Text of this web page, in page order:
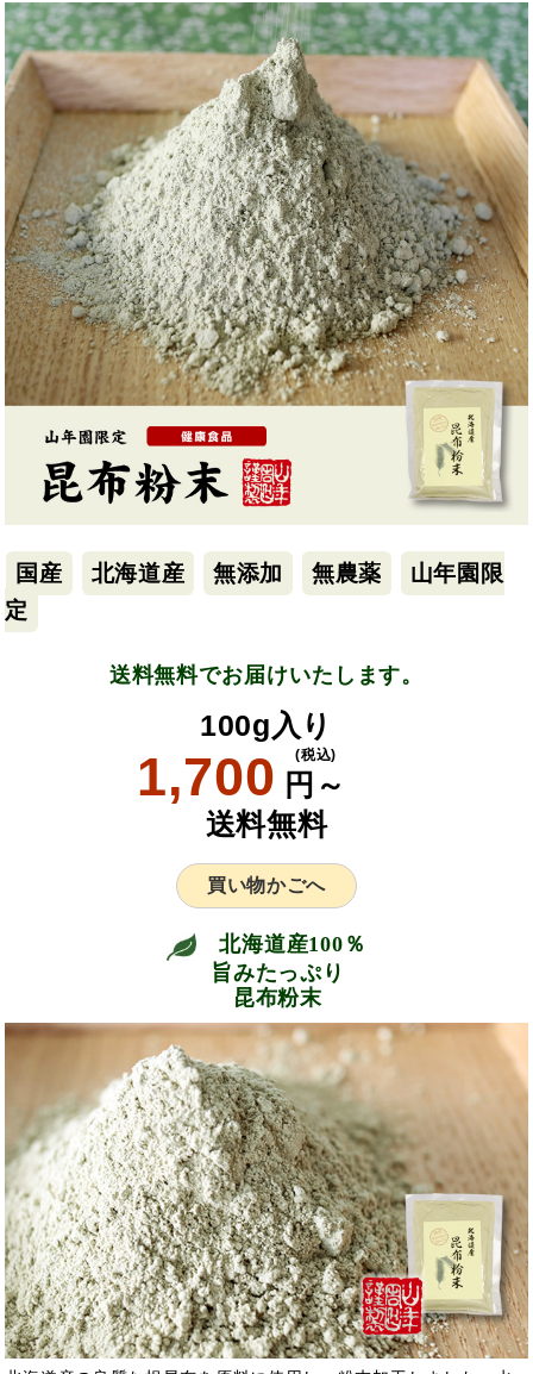
国産 北海道産 無添加 無農薬
山年園限
定
送料無料でお届けいたします。
100g入り
1,700 円～
(税込)
送料無料
買い物かごへ
北海道産100％
旨みたっぷり
昆布粉末